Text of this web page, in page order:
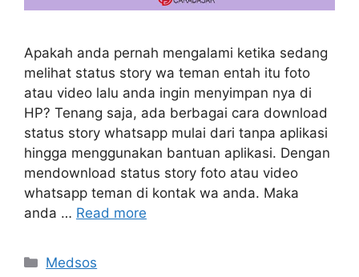
Apakah anda pernah mengalami ketika sedang
melihat status story wa teman entah itu foto
atau video lalu anda ingin menyimpan nya di
HP? Tenang saja, ada berbagai cara download
status story whatsapp mulai dari tanpa aplikasi
hingga menggunakan bantuan aplikasi. Dengan
mendownload status story foto atau video
whatsapp teman di kontak wa anda. Maka
anda … Read more
Kategori
Medsos